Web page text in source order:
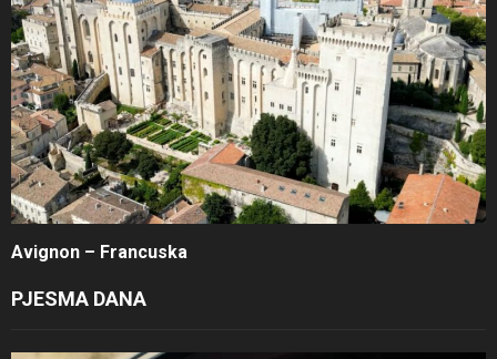
Avignon – Francuska
PJESMA DANA